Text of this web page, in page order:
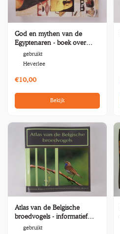
God en mythen van de
Egyptenaren - boek over
archeologie
gebruikt
Heverlee
€10,00
Bekijk
Atlas van de Belgische
broedvogels - informatief
boekgebruikt